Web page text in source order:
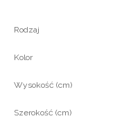
Rodzaj
Kolor
Wysokość (cm)
Szerokość (cm)